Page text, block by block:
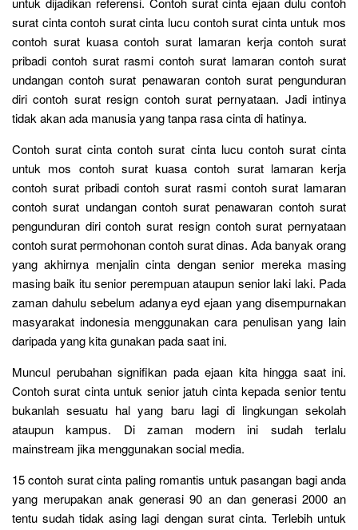
surat cinta contoh surat cinta lucu contoh surat cinta untuk mos
contoh surat kuasa contoh surat lamaran kerja contoh surat
pribadi contoh surat rasmi contoh surat lamaran contoh surat
undangan contoh surat penawaran contoh surat pengunduran
diri contoh surat resign contoh surat pernyataan. Jadi intinya
tidak akan ada manusia yang tanpa rasa cinta di hatinya.
Contoh surat cinta contoh surat cinta lucu contoh surat cinta
untuk mos contoh surat kuasa contoh surat lamaran kerja
contoh surat pribadi contoh surat rasmi contoh surat lamaran
contoh surat undangan contoh surat penawaran contoh surat
pengunduran diri contoh surat resign contoh surat pernyataan
contoh surat permohonan contoh surat dinas. Ada banyak orang
yang akhirnya menjalin cinta dengan senior mereka masing
masing baik itu senior perempuan ataupun senior laki laki. Pada
zaman dahulu sebelum adanya eyd ejaan yang disempurnakan
masyarakat indonesia menggunakan cara penulisan yang lain
daripada yang kita gunakan pada saat ini.
Muncul perubahan signifikan pada ejaan kita hingga saat ini.
Contoh surat cinta untuk senior jatuh cinta kepada senior tentu
bukanlah sesuatu hal yang baru lagi di lingkungan sekolah
ataupun kampus. Di zaman modern ini sudah terlalu
mainstream jika menggunakan social media.
15 contoh surat cinta paling romantis untuk pasangan bagi anda
yang merupakan anak generasi 90 an dan generasi 2000 an
tentu sudah tidak asing lagi dengan surat cinta. Terlebih untuk